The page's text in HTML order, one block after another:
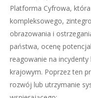
Platforma Cyfrowa,
kompleksowego,
obrazowania i
państwa, ocenę
reagowanie na
krajowym. Poprzez ten
rozwój lub utrzymanie